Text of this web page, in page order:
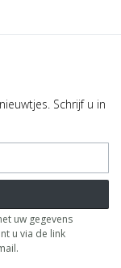
Schrijf u in
uw gegevens
u via de link